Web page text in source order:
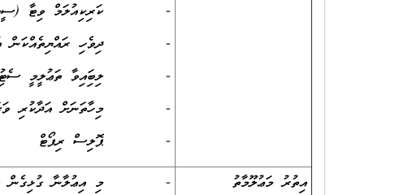
- ކަރިކިއުލަމް ވިޓާ
- ދިވެހި ރައްޔިތެއްކަން
- ލިބިފައިވާ ތަޢުލީމީ
- މިހާތަނަށް އަދާކުރި
- ޕޮލިސް ރިޕޯޓް
އިތުރު މަޢުލޫމާތު
- މި އިޢުލާނާ ގުޅިގެން